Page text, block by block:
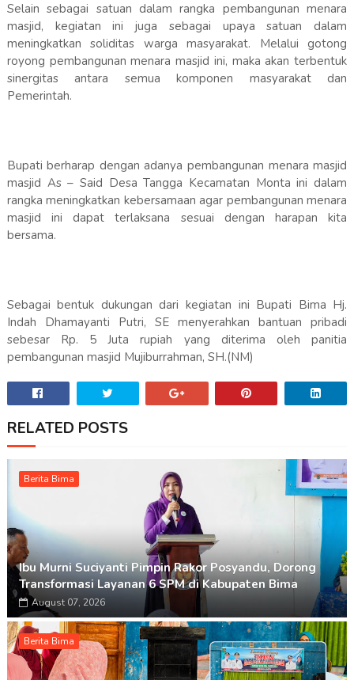
Selain sebagai satuan dalam rangka pembangunan menara
masjid, kegiatan ini juga sebagai upaya satuan dalam
meningkatkan soliditas warga masyarakat. Melalui gotong
royong pembangunan menara masjid ini, maka akan terbentuk
sinergitas antara semua komponen masyarakat dan
Pemerintah.
Bupati berharap dengan adanya pembangunan menara masjid
masjid As – Said Desa Tangga Kecamatan Monta ini dalam
rangka meningkatkan kebersamaan agar pembangunan menara
masjid ini dapat terlaksana sesuai dengan harapan kita
bersama.
Sebagai bentuk dukungan dari kegiatan ini Bupati Bima Hj.
Indah Dhamayanti Putri, SE menyerahkan bantuan pribadi
sebesar Rp. 5 Juta rupiah yang diterima oleh panitia
pembangunan masjid Mujiburrahman, SH.(NM)
RELATED POSTS
Berita Bima
Ibu Murni Suciyanti Pimpin Rakor Posyandu, Dorong
Transformasi Layanan 6 SPM di Kabupaten Bima
August 07, 2026
Berita Bima